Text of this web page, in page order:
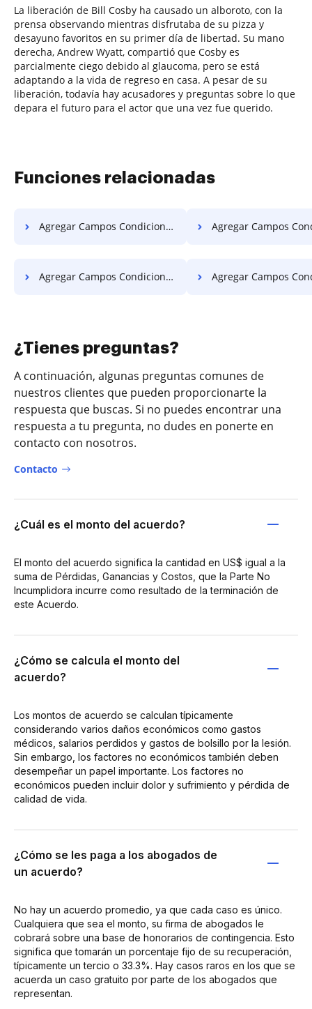
La liberación de Bill Cosby ha causado un alboroto, con la
prensa observando mientras disfrutaba de su pizza y
desayuno favoritos en su primer día de libertad. Su mano
derecha, Andrew Wyatt, compartió que Cosby es
parcialmente ciego debido al glaucoma, pero se está
adaptando a la vida de regreso en casa. A pesar de su
liberación, todavía hay acusadores y preguntas sobre lo que
depara el futuro para el actor que una vez fue querido.
Funciones relacionadas
Agregar Campos Condicionales al Documento para Firma en Microsoft Móvil Agregar Campos Condicionales al Documento para
Agregar Campos Condicionales al Documento para Firma en Sony Agregar Campos Condicionales al Documento para
¿Tienes preguntas?
A continuación, algunas preguntas comunes de
nuestros clientes que pueden proporcionarte la
respuesta que buscas. Si no puedes encontrar una
respuesta a tu pregunta, no dudes en ponerte en
contacto con nosotros.
Contacto
¿Cuál es el monto del acuerdo?
El monto del acuerdo significa la cantidad en US$ igual a la
suma de Pérdidas, Ganancias y Costos, que la Parte No
Incumplidora incurre como resultado de la terminación de
este Acuerdo.
¿Cómo se calcula el monto del
acuerdo?
Los montos de acuerdo se calculan típicamente
considerando varios daños económicos como gastos
médicos, salarios perdidos y gastos de bolsillo por la lesión.
Sin embargo, los factores no económicos también deben
desempeñar un papel importante. Los factores no
económicos pueden incluir dolor y sufrimiento y pérdida de
calidad de vida.
¿Cómo se les paga a los abogados de
un acuerdo?
No hay un acuerdo promedio, ya que cada caso es único.
Cualquiera que sea el monto, su firma de abogados le
cobrará sobre una base de honorarios de contingencia. Esto
significa que tomarán un porcentaje fijo de su recuperación,
típicamente un tercio o 33.3%. Hay casos raros en los que se
acuerda un caso gratuito por parte de los abogados que
representan.